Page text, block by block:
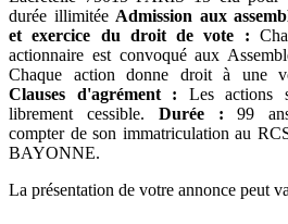
durée illimitée Admission aux
et exercice du droit de vote :
actionnaire est convoqué aux
Chaque action donne droit à une
Clauses d'agrément : Les actions
librement cessible. Durée : 99
compter de son immatriculation au
BAYONNE.
La présentation de votre annonce peut